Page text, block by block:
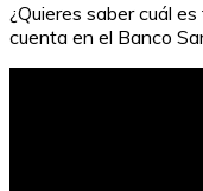
¿Quieres saber cuál
cuenta en el Banco